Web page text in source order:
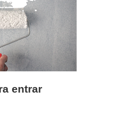
entrar